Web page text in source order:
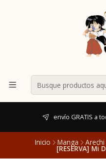
envío GRATIS a
Inicio Manga Arechi
[RESERVA] Mi